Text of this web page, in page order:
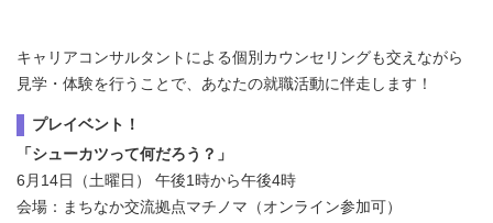
キャリアコンサルタントによる個別カウンセリングも交えながら
見学・体験を行うことで、あなたの就職活動に伴走します！
プレイベント！
「シューカツって何だろう？」
6月14日（土曜日） 午後1時から午後4時
会場：まちなか交流拠点マチノマ（オンライン参加可）